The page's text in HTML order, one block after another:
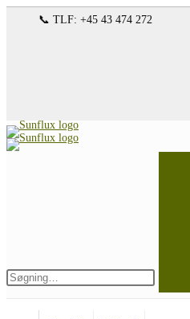
📞 TLF: +45 43 474 272